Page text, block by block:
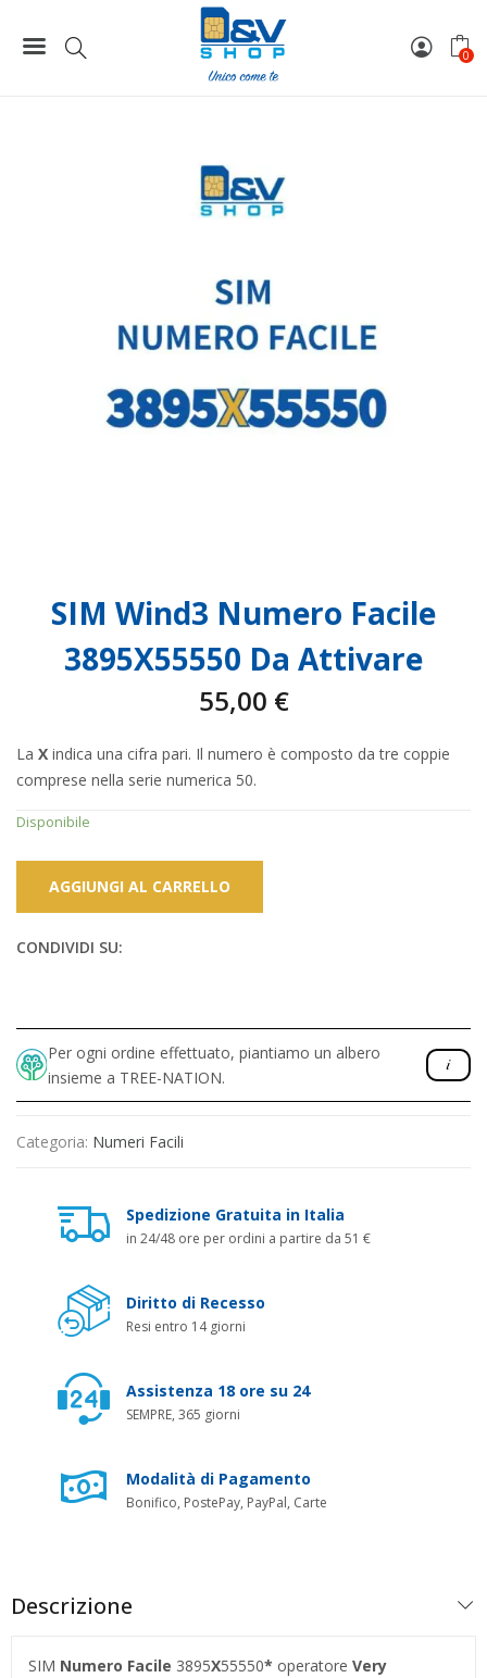
0
SIM Wind3 Numero Facile 3895X55550 Da Attivare
SIM Wind3 Numero Facile
3895X55550 Da Attivare
55,00 €
La X indica una cifra pari. Il numero è composto da tre coppie
comprese nella serie numerica 50.
Disponibile
AGGIUNGI AL CARRELLO
CONDIVIDI SU:
Per ogni ordine effettuato, piantiamo un albero
insieme a TREE-NATION.
Categoria: Numeri Facili
Spedizione Gratuita in Italia
in 24/48 ore per ordini a partire da 51 €
Diritto di Recesso
Resi entro 14 giorni
Assistenza 18 ore su 24
SEMPRE, 365 giorni
Modalità di Pagamento
Bonifico, PostePay, PayPal, Carte
Descrizione
SIM Numero Facile 3895X55550* operatore Very